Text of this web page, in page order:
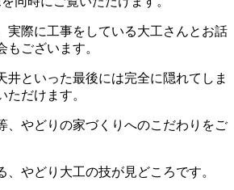
実際に工事をしている大工さんとお話
もございます。
井といった最後には完全に隠れてしま
ただけます。
、やどりの家づくりへのこだわりをご
、やどり大工の技が見どころです。